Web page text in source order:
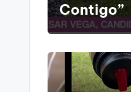
Contigo”